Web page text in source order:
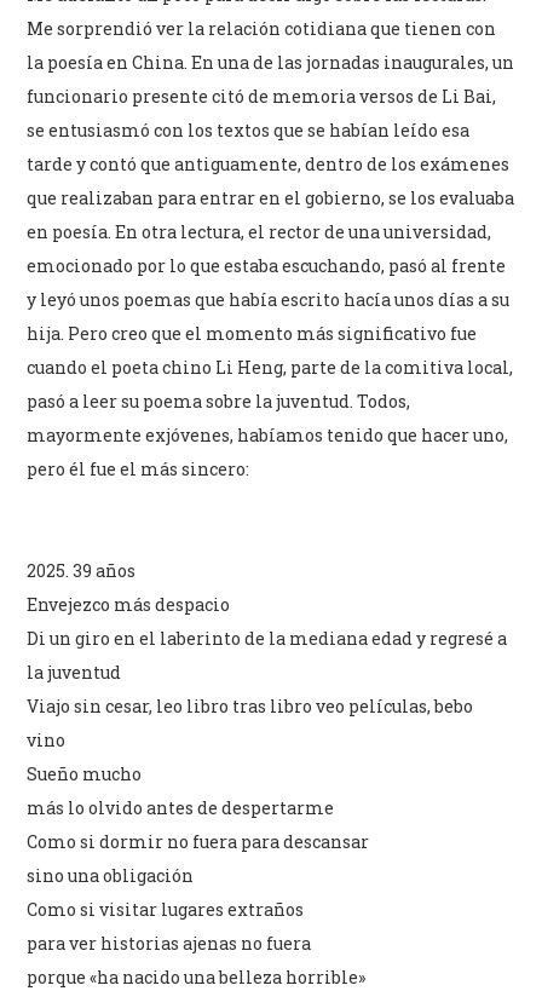
Me sorprendió ver la relación cotidiana que tienen con
la poesía en China. En una de las jornadas inaugurales, un
funcionario presente citó de memoria versos de Li Bai,
se entusiasmó con los textos que se habían leído esa
tarde y contó que antiguamente, dentro de los exámenes
que realizaban para entrar en el gobierno, se los evaluaba
en poesía. En otra lectura, el rector de una universidad,
emocionado por lo que estaba escuchando, pasó al frente
y leyó unos poemas que había escrito hacía unos días a su
hija. Pero creo que el momento más significativo fue
cuando el poeta chino Li Heng, parte de la comitiva local,
pasó a leer su poema sobre la juventud. Todos,
mayormente exjóvenes, habíamos tenido que hacer uno,
pero él fue el más sincero:
2025. 39 años
Envejezco más despacio
Di un giro en el laberinto de la mediana edad y regresé a
la juventud
Viajo sin cesar, leo libro tras libro veo películas, bebo
vino
Sueño mucho
más lo olvido antes de despertarme
Como si dormir no fuera para descansar
sino una obligación
Como si visitar lugares extraños
para ver historias ajenas no fuera
porque «ha nacido una belleza horrible»